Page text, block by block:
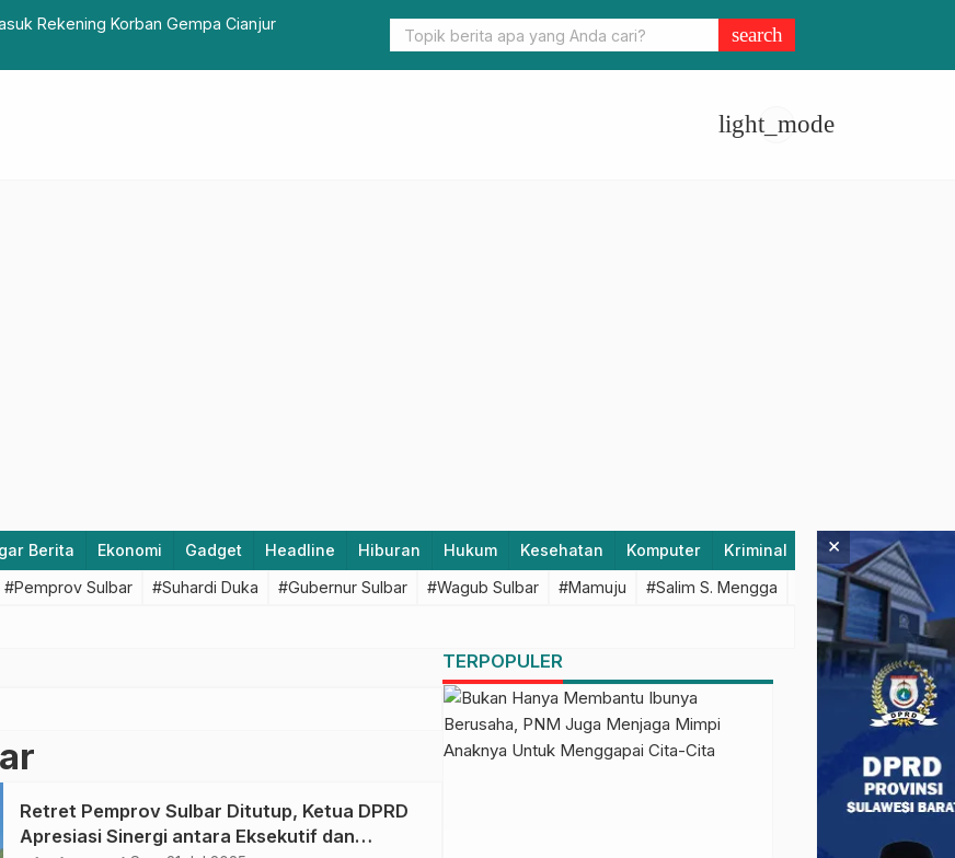
Pengembangan SDM Pariwisata Berbasis Digital
Pemkesra Terus Membangun Kolaborasi Berbagai Instansi, Demi Kemajuan
Layanan
search
light_mode
Berita Ekonomi Gadget Headline Hiburan Hukum Kesehatan Komputer Kriminal Lifestyle
#Pemprov Sulbar #Suhardi Duka #Gubernur Sulbar #Wagub Sulbar #Mamuju #Salim S. Mengga #featured #Polda
Retret Pemprov Sulbar Ditutup, Ketua DPRD
Apresiasi Sinergi antara Eksekutif dan
TERPOPULER
×